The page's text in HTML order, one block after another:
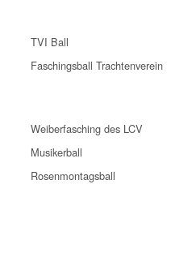
TVI Ball
Faschingsball Trachtenverein
Weiberfasching des LCV
Musikerball
Rosenmontagsball